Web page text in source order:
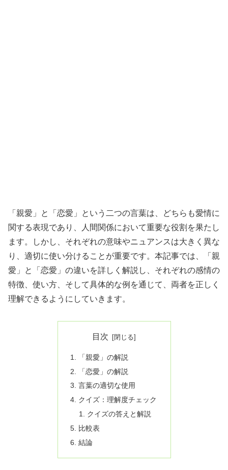
「親愛」と「恋愛」という二つの言葉は、どちらも愛情に
関する表現であり、人間関係において重要な役割を果たし
ます。しかし、それぞれの意味やニュアンスは大きく異な
り、適切に使い分けることが重要です。本記事では、「親
愛」と「恋愛」の違いを詳しく解説し、それぞれの感情の
特徴、使い方、そして具体的な例を通じて、両者を正しく
理解できるようにしていきます。
目次
「親愛」の解説
「恋愛」の解説
言葉の適切な使用
クイズ：理解度チェック
クイズの答えと解説
比較表
結論